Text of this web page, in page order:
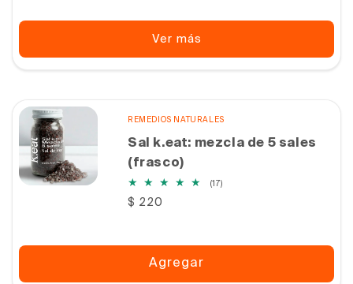
Ver más
REMEDIOS NATURALES
Sal k.eat: mezcla de 5 sales
(frasco)
(17)17
Precio
$ 220
Agregar